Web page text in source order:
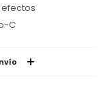
efectos
C